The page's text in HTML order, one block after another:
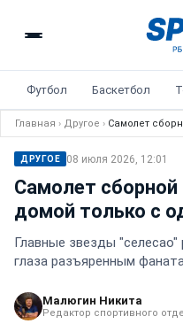
Футбол Баскетбол
Главная › Другое › Самолет
ДРУГОЕ 08 июля 2026, 12:01
Самолет сборной
домой только с
Главные звезды
глаза разъяренным
Малюгин Никита
Редактор спортивного